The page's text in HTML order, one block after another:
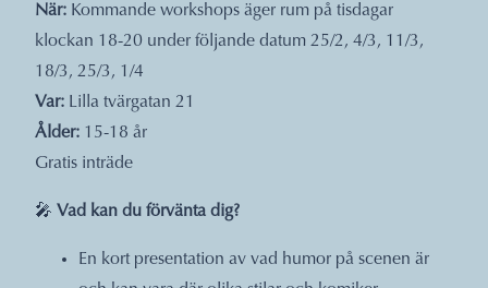
När: Kommande workshops äger rum på tisdagar
klockan 18-20 under följande datum 25/2, 4/3, 11/3,
18/3, 25/3, 1/4
Var: Lilla tvärgatan 21
Ålder: 15-18 år
Gratis inträde
🎤 Vad kan du förvänta dig?
En kort presentation av vad humor på scenen är